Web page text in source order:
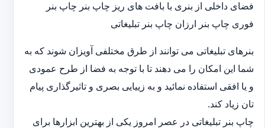
فضای داخلی از بنری با بافت های ریز چاپ بنر چاپ بنر
فوری چاپ بنر ارزان چاپ بنر تبلیغاتی
بنرهای تبلیغاتی می توانند از طرق مختلفی آویزان شوند که به
شما این امکان را می دهند تا با توجه به فضا از طرح عمودی
و یا افقی استفاده نمائید و به زییایی بصری و تاثیرگذاری پیام
تان زیاد کند.
چاپ بنر تبلیغاتی در عصر امروز یکی از بهترین ابزارها برای